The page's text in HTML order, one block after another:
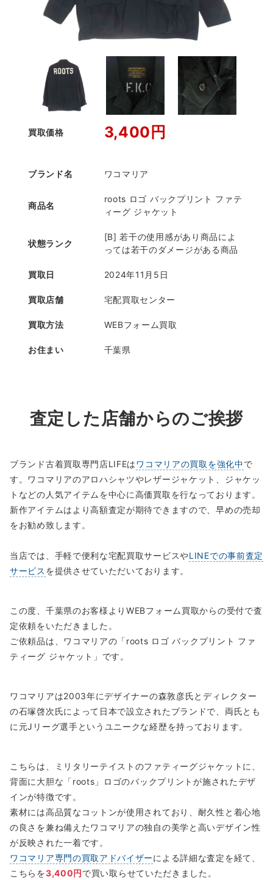
買取価格 3,400円
ブランド名 ワコマリア
商品名
roots ロゴ バックプリント ファテ
ィーグ ジャケット
状態ランク
[B] 若干の使用感があり商品によ
っては若干のダメージがある商品
買取日 2024年11月5日
買取店舗 宅配買取センター
買取方法 WEBフォーム買取
お住まい 千葉県
査定した店舗からのご挨拶
ブランド古着買取専門店LIFEはワコマリアの買取を強化中で
す。ワコマリアのアロハシャツやレザージャケット、ジャケッ
トなどの人気アイテムを中心に高価買取を行なっております。
新作アイテムはより高額査定が期待できますので、早めの売却
をお勧め致します。
当店では、手軽で便利な宅配買取サービスやLINEでの事前査定
サービス を提供させていただいております。
この度、千葉県のお客様よりWEBフォーム買取からの受付で査
定依頼をいただきました。
​ご依頼品は、ワコマリアの「roots ロゴ バックプリント ファ
ティーグ ジャケット」です。
​ワコマリアは2003年にデザイナーの森敦彦氏とディレクター
の石塚啓次氏によって日本で設立されたブランドで、両氏とも
に元Jリーグ選手というユニークな経歴を持っております。
こちらは、ミリタリーテイストのファティーグジャケットに、
背面に大胆な「roots」ロゴのバックプリントが施されたデザ
インが特徴です。
​素材には高品質なコットンが使用されており、耐久性と着心地
の良さを兼ね備えたワコマリアの独自の美学と高いデザイン性
が反映された一着です。​
ワコマリア専門の買取アドバイザーによる詳細な査定を経て、
こちらを3,400円で買い取らせていただきました。